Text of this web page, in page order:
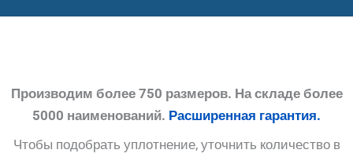
Производим более 750 размеров. На складе более
5000 наименований. Расширенная гарантия.
Чтобы подобрать уплотнение, уточнить количество в